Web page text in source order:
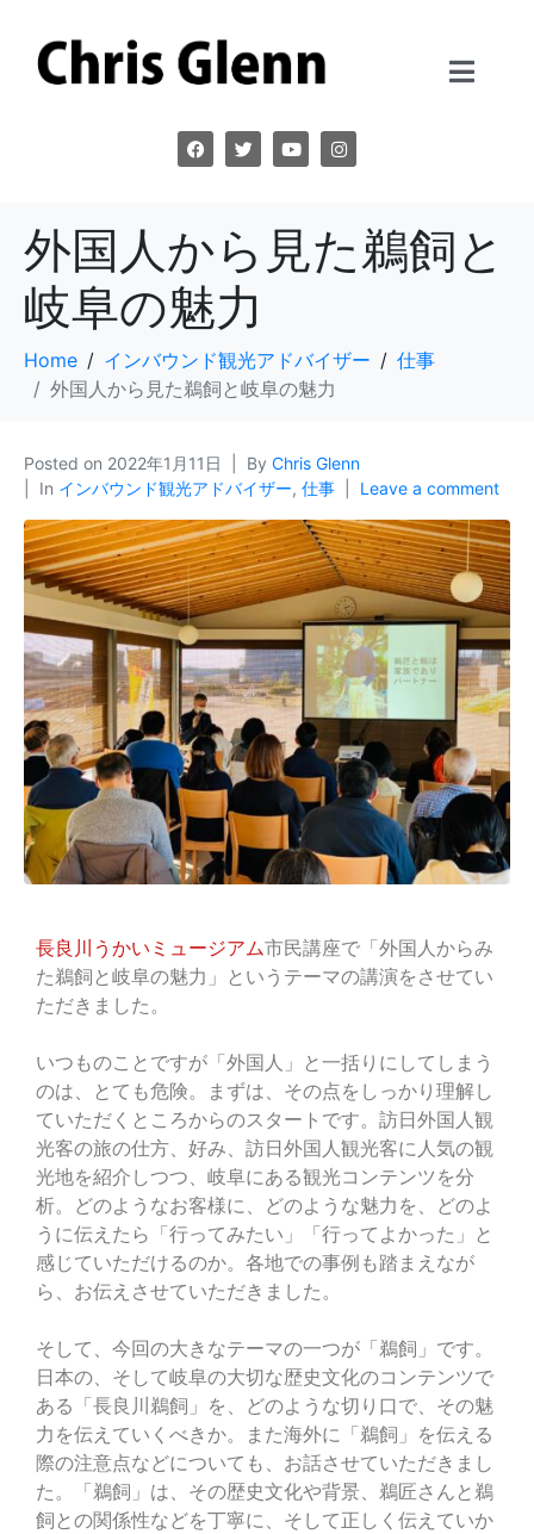
外国人から見た鵜飼と
岐阜の魅力
Home インバウンド観光アドバイザー
仕事
外国人から見た鵜飼と岐阜の魅力
Posted on 2022年1月11日 By Chris Glenn
In インバウンド観光アドバイザー, 仕事 Leave a comment
長良川うかいミュージアム市民講座で「外国人からみ
た鵜飼と岐阜の魅力」というテーマの講演をさせてい
ただきました。
いつものことですが「外国人」と一括りにしてしまう
のは、とても危険。まずは、その点をしっかり理解し
ていただくところからのスタートです。訪日外国人観
光客の旅の仕方、好み、訪日外国人観光客に人気の観
光地を紹介しつつ、岐阜にある観光コンテンツを分
析。どのようなお客様に、どのような魅力を、どのよ
うに伝えたら「行ってみたい」「行ってよかった」と
感じていただけるのか。各地での事例も踏まえなが
ら、お伝えさせていただきました。
そして、今回の大きなテーマの一つが「鵜飼」です。
日本の、そして岐阜の大切な歴史文化のコンテンツで
ある「長良川鵜飼」を、どのような切り口で、その魅
力を伝えていくべきか。また海外に「鵜飼」を伝える
際の注意点などについても、お話させていただきまし
た。「鵜飼」は、その歴史文化や背景、鵜匠さんと鵜
飼との関係性などを丁寧に、そして正しく伝えていか